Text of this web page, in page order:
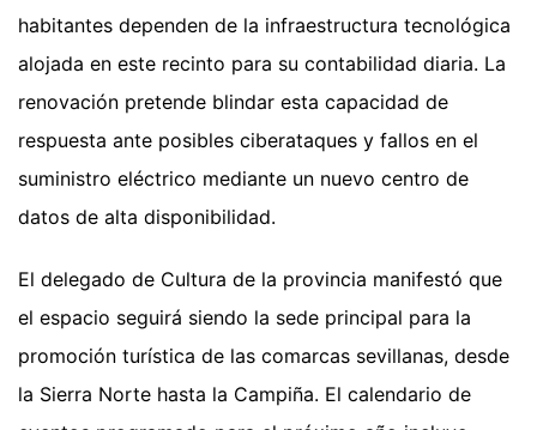
habitantes dependen de la infraestructura tecnológica
alojada en este recinto para su contabilidad diaria. La
renovación pretende blindar esta capacidad de
respuesta ante posibles ciberataques y fallos en el
suministro eléctrico mediante un nuevo centro de
datos de alta disponibilidad.
El delegado de Cultura de la provincia manifestó que
el espacio seguirá siendo la sede principal para la
promoción turística de las comarcas sevillanas, desde
la Sierra Norte hasta la Campiña. El calendario de